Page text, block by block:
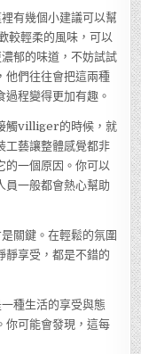
有幾個小建議可以幫
較輕柔的風味，可以
郁的味道，不妨試試
他們往往會把這兩種
程變得更加有趣。
觸villiger的時候，就
工藝讓整體感覺都非
的一個原因。你可以
員一般都會熱心幫助
關鍵。在輕鬆的氛圍
靜享受，都是不錯的
種生活的享受與態
你可能會發現，這每